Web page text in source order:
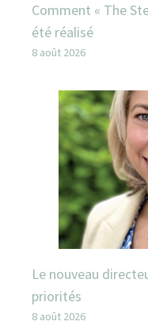
Comment « The
été réalisé
8 août 2026
Le nouveau
priorités
8 août 2026